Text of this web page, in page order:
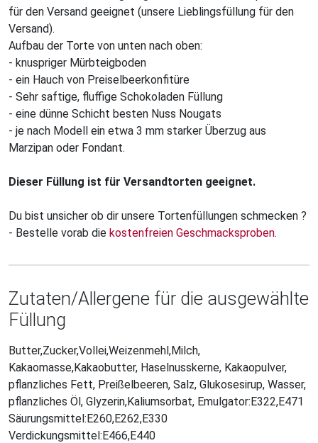
für den Versand geeignet (unsere Lieblingsfüllung für den
Versand).
Aufbau der Torte von unten nach oben:
- knuspriger Mürbteigboden
- ein Hauch von Preiselbeerkonfitüre
- Sehr saftige, fluffige Schokoladen Füllung
- eine dünne Schicht besten Nuss Nougats
- je nach Modell ein etwa 3 mm starker Überzug aus
Marzipan oder Fondant.
Dieser Füllung ist für Versandtorten geeignet.
Du bist unsicher ob dir unsere Tortenfüllungen schmecken ?
- Bestelle vorab die kostenfreien Geschmacksproben.
Zutaten/Allergene für die ausgewählte
Füllung
Butter,Zucker,Vollei,Weizenmehl,Milch,
Kakaomasse,Kakaobutter, Haselnusskerne, Kakaopulver,
pflanzliches Fett, Preißelbeeren, Salz, Glukosesirup, Wasser,
pflanzliches Öl, Glyzerin,Kaliumsorbat, Emulgator:E322,E471
Säurungsmittel:E260,E262,E330
Verdickungsmittel:E466,E440